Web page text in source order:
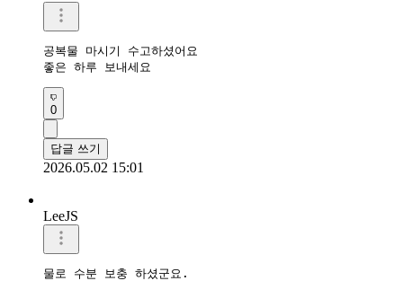
공복물 마시기 수고하셨어요
좋은 하루 보내세요
0
답글 쓰기
2026.05.02 15:01
LeeJS
물로 수분 보충 하셨군요.